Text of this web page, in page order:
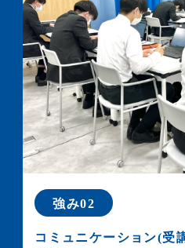
強み02
コミュニケーション(